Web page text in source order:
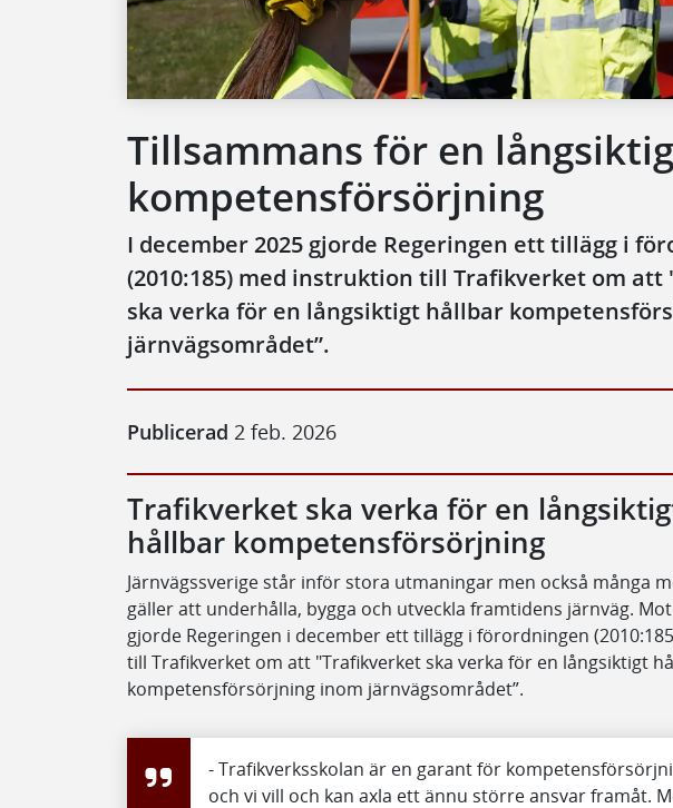
Tillsammans för en
kompetensförsörjning
I december 2025 gjorde Regeringen ett tillägg i
(2010:185) med instruktion till Trafikverket om
ska verka för en långsiktigt hållbar
järnvägsområdet”.
Publicerad 2 feb. 2026
Trafikverket ska verka för en
hållbar kompetensförsörjning
Järnvägssverige står inför stora utmaningar men också många
gäller att underhålla, bygga och utveckla framtidens järnväg.
gjorde Regeringen i december ett tillägg i förordningen
till Trafikverket om att "Trafikverket ska verka för en långsiktigt
kompetensförsörjning inom järnvägsområdet”.
- Trafikverksskolan är en garant för
och vi vill och kan axla ett ännu större ansvar framåt.